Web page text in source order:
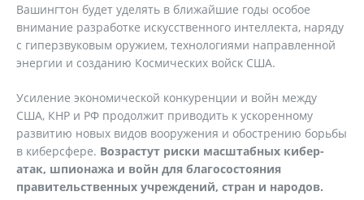
Вашингтон будет уделять в ближайшие годы особое
внимание разработке искусственного интеллекта, наряду
с гиперзвуковым оружием, технологиями направленной
энергии и созданию Космических войск США.
Усиление экономической конкуренции и войн между
США, КНР и РФ продолжит приводить к ускоренному
развитию новых видов вооружения и обострению борьбы
в киберсфере. Возрастут риски масштабных кибер-
атак, шпионажа и войн для благосостояния
правительственных учреждений, стран и народов.